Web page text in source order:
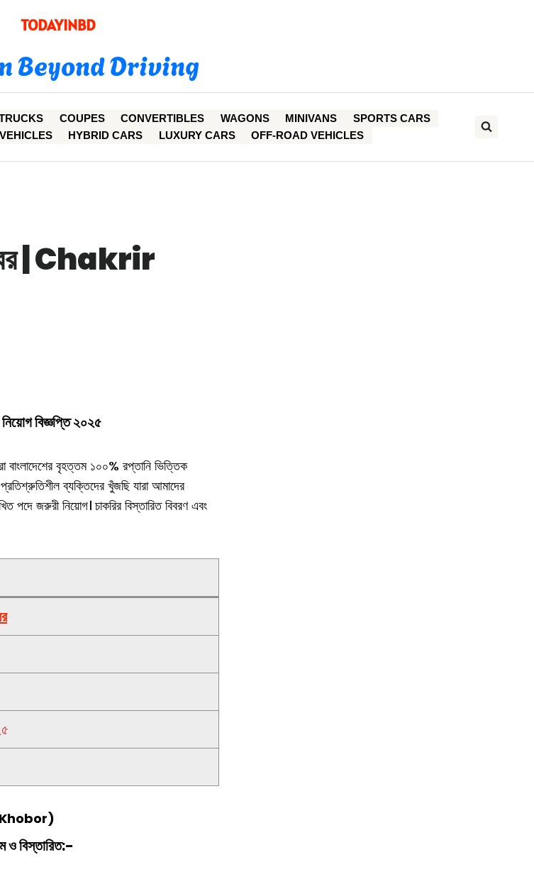
TODAYINBD
Beyond Driving
COUPES CONVERTIBLES WAGONS MINIVANS
SPORTS CARS
HYBRID CARS LUXURY CARS OFF-ROAD VEHICLES
| Chakrir
বিজ্ঞপ্তি ২০২৫
বাংলাদেশের বৃহত্তম ১০০% রপ্তানি ভিত্তিক
ব্যক্তিদের খুঁজছি যারা আমাদের
পদে জরুরী নিয়োগ। চাকরির বিস্তারিত বিবরণ এবং
)
ও বিস্তারিত:-